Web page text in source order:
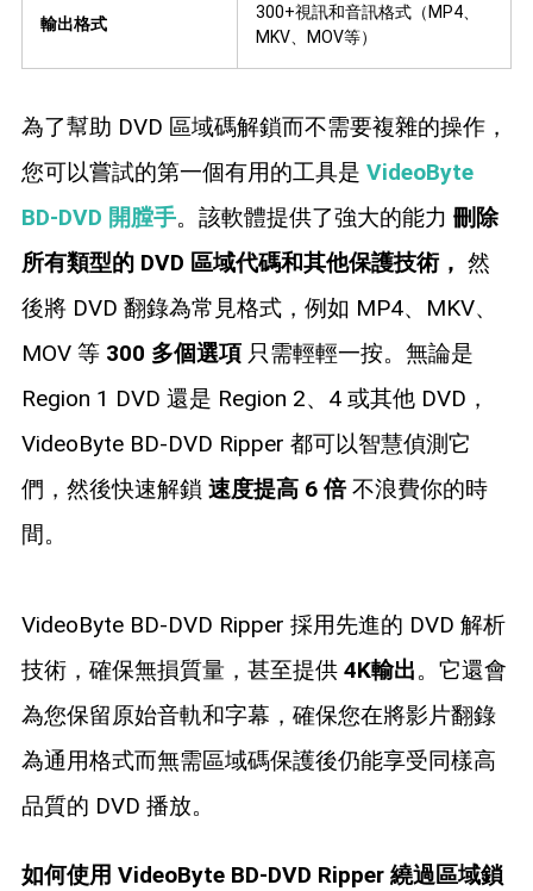
輸出格式
300+視訊和音訊格式（MP4、
MKV、MOV等）
為了幫助 DVD 區域碼解鎖而不需要複雜的操作，
您可以嘗試的第一個有用的工具是 VideoByte
BD-DVD 開膛手。該軟體提供了強大的能力 刪除
所有類型的 DVD 區域代碼和其他保護技術， 然
後將 DVD 翻錄為常見格式，例如 MP4、MKV、
MOV 等 300 多個選項只需輕輕一按。無論是
Region 1 DVD 還是 Region 2、4 或其他 DVD，
VideoByte BD-DVD Ripper 都可以智慧偵測它
們，然後快速解鎖 速度提高 6 倍不浪費你的時
間。
VideoByte BD-DVD Ripper 採用先進的 DVD 解析
技術，確保無損質量，甚至提供 4K輸出。它還會
為您保留原始音軌和字幕，確保您在將影片翻錄
為通用格式而無需區域碼保護後仍能享受同樣高
品質的 DVD 播放。
如何使用 VideoByte BD-DVD Ripper 繞過區域鎖